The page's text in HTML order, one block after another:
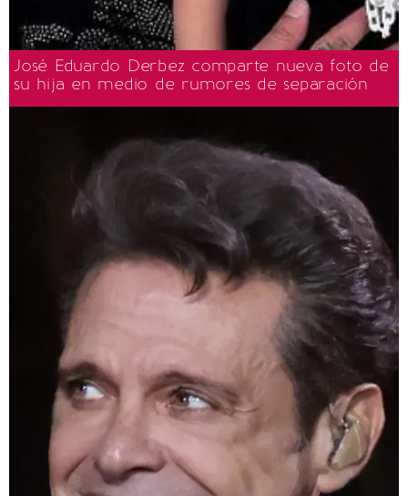
José Eduardo Derbez comparte nueva foto de
su hija en medio de rumores de separación